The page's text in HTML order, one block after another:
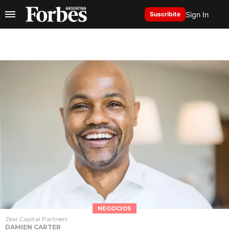
Suscribite Sign In
NEGOCIOS
Zeal Capital Partners
DAMIEN CARTER